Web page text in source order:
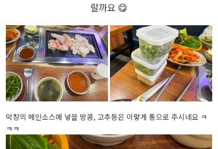
랄까요 😋
막창의 메인소스에 넣을 땅콩, 고추등은 이렇게 통으로 주시네요 ㅋ
ㅋㅋ